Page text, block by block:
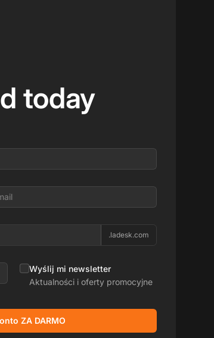
today
.ladesk.com
Wyślij mi newsletter
Aktualności i oferty promocyjne
ZA DARMO